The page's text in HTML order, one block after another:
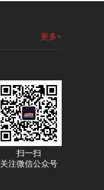
更多+
扫一扫
关注微信公众号